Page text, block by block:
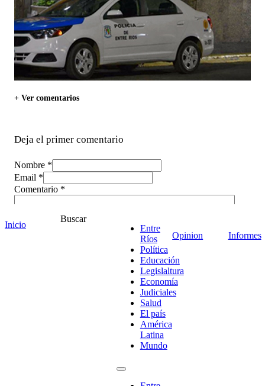
+ Ver comentarios
Deja el primer comentario
Nombre *
Email *
Comentario *
Inicio
Buscar
Entre
Ríos
Política
Educación
Legislaltura
Economía
Judiciales
Salud
El país
América
Latina
Mundo
Opinion Informes
¡Ponete en contacto!